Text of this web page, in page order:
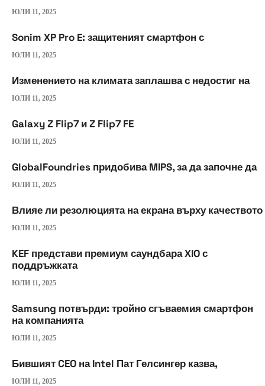
ЮЛИ 11, 2025
Sonim XP Pro E: защитеният смартфон с
ЮЛИ 11, 2025
Изменението на климата заплашва с недостиг на
ЮЛИ 11, 2025
Galaxy Z Flip7 и Z Flip7 FE
ЮЛИ 11, 2025
GlobalFoundries придобива MIPS, за да започне да
ЮЛИ 11, 2025
Влияе ли резолюцията на екрана върху качеството
ЮЛИ 11, 2025
KEF представи премиум саундбара XIO с
поддръжката
ЮЛИ 11, 2025
Samsung потвърди: тройно сгъваемия смартфон
на компанията
ЮЛИ 11, 2025
Бившият CEO на Intel Пат Гелсингер казва,
ЮЛИ 11, 2025